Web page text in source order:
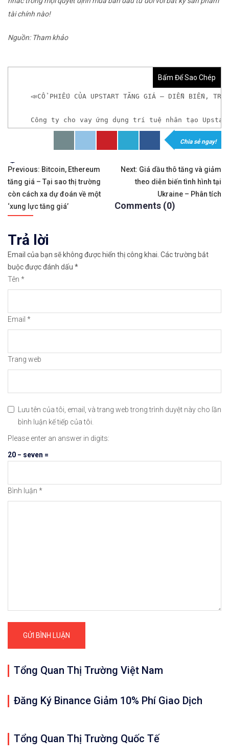
tài chính nào!
Nguồn: Tham khảo
Bấm Để Sao Chép
📣CỔ PHIẾU CỦA UPSTART TĂNG GIÁ – DIỄN BIẾN,
Công ty cho vay ứng dụng trí tuệ nhân tạo
𝘟𝘦𝘮 𝘤𝘩𝘪 𝘵𝘪ế𝘵: https://chungkhoanforex.com/co-
✨🏆Đầ𝐮 𝐭ư 𝐯à 𝐋ướ𝐭 𝐬ó𝐧𝐠 𝐜á𝐜 𝐜ổ 𝐩𝐡𝐢ế𝐮 𝐭𝐫ê𝐧 𝐭𝐡ị 𝐭𝐫ườ𝐧𝐠
✅𝘔ở 𝘵à𝘪 𝘬𝘩𝘰ả𝘯 𝘵𝘳ê𝘯 𝘴à𝘯 𝘌𝘹𝘯𝘦𝘴𝘴 𝘜𝘺 𝘛í𝘯 𝘷à 𝘱𝘩ù
👉Sàn hỗ trợ giao dịch hơn 100+ cổ phiếu nổi
👉Thuộc top 3 sàn nổi tiếng thế giới, được nhiều
👉Xem hướng dẫn đầy đủ tại: https://
👉Xem cách Nạp/Rút tiền từ sàn ICMarkets dễ
👉Xem cách Đặt Lệnh, Đóng Lệnh và CopyTrade
#icmarkets #exness #taichinh #dautu #chungkhoan
Chia sẻ ngay!
Tags:
Điều
hướng
bài
viết
Previous: Bitcoin, Ethereum
tăng giá – Tại sao thị trường
còn cách xa dự đoán về một
‘xung lực tăng giá’
Next: Giá dầu thô tăng và giảm
theo diễn biến tình hình tại
Ukraine – Phân tích
Comments (0)
Trả lời
Email của bạn sẽ không được hiển thị công khai. Các trường bắt
buộc được đánh dấu *
Tên *
Email *
Trang web
Lưu tên của tôi, email, và trang web trong trình duyệt này cho lần
bình luận kế tiếp của tôi.
Please enter an answer in digits:
20 − seven =
Bình luận *
Tổng Quan Thị Trường Việt Nam
Đăng Ký Binance Giảm 10% Phí Giao Dịch
Tổng Quan Thị Trường Quốc Tế